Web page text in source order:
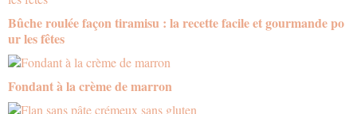
Bûche roulée façon tiramisu : la recette facile et gourmande po
ur les fêtes
Fondant à la crème de marron